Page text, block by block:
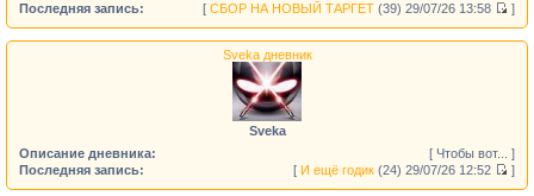
Последняя запись:
[ СБОР НА НОВЫЙ ТАРГЕТ (39) 29/07/26 13:58 ]
Sveka дневник
Sveka
Описание дневника:
[ Чтобы вот... ]
Последняя запись:
[ И ещё годик (24) 29/07/26 12:52 ]